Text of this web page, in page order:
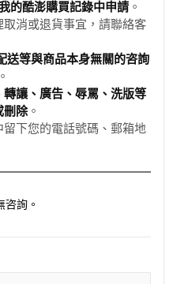
的酷澎購買記錄中申請 。
消或退貨事宜，請聯絡客
送等與商品本身無關的咨詢
。
轉讓、廣告、辱罵、洗版等
刪除。
下您的電話號碼、郵箱地
咨詢。